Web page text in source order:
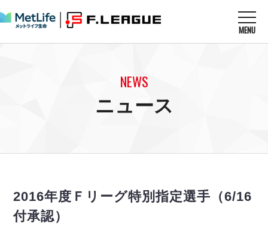
MENU
U-23選抜
メディア情報
フットサル日本代表
戦績表
警告・退場・出場停止選手
個人ランキング｜ゴール
エスポラーダ北海道
バルドラール浦安
アリーナ情報
NEWS
ニュース
2016年度Ｆリーグ特別指定選手（6/16
付承認）